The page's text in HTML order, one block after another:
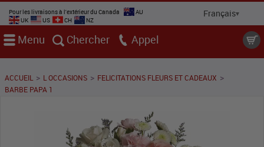
Pour les livraisons à l'extérieur du Canada
AU
UK
US CH NZ
Menu Chercher Appel
ACCUEIL > L OCCASIONS > FELICITATIONS FLEURS ET CADEAUX >
BARBE PAPA 1